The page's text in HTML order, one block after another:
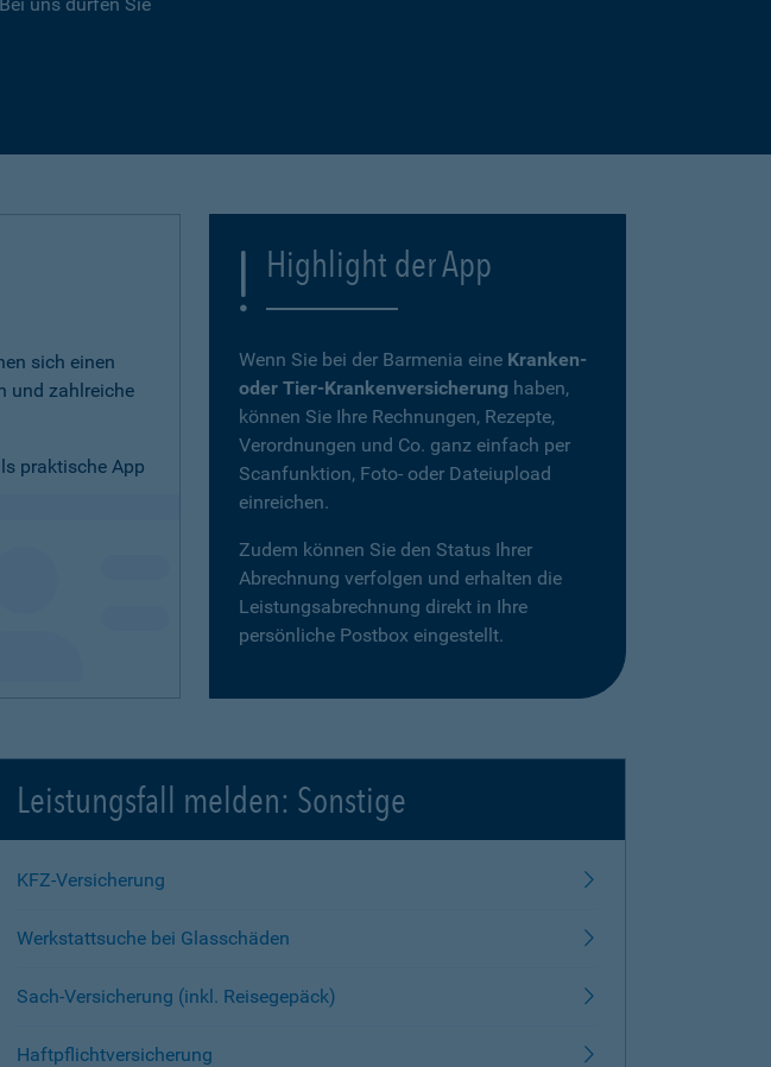
sich einen
und zahlreiche
praktische App
Highlight der App
Wenn Sie bei der Barmenia eine Kranken-
oder Tier-Krankenversicherung haben,
können Sie Ihre Rechnungen, Rezepte,
Verordnungen und Co. ganz einfach per
Scanfunktion, Foto- oder Dateiupload
einreichen.
Zudem können Sie den Status Ihrer
Abrechnung verfolgen und erhalten die
Leistungsabrechnung direkt in Ihre
persönliche Postbox eingestellt.
Leistungsfall melden: Sonstige
KFZ-Versicherung
Werkstattsuche bei Glasschäden
Sach-Versicherung (inkl. Reisegepäck)
Haftpflichtversicherung